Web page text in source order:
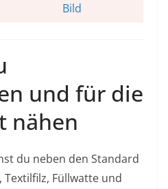
Bild
und für die
nähen
du neben den Standard
Füllwatte und